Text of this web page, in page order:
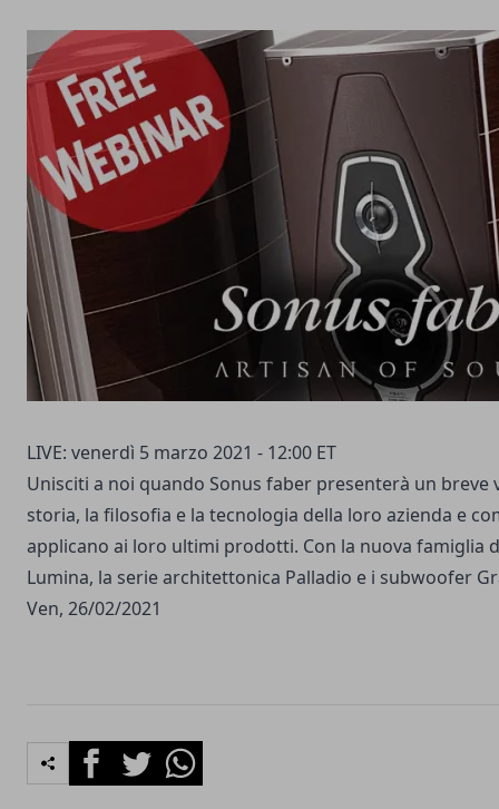
LIVE: venerdì 5 marzo 2021 - 12:00 ET
Unisciti a noi quando Sonus faber presenterà un breve
storia, la filosofia e la tecnologia della loro azienda e
applicano ai loro ultimi prodotti. Con la nuova famiglia
Lumina, la serie architettonica Palladio e i subwoofer
Ven, 26/02/2021
FacebookTwitterWhatsapp